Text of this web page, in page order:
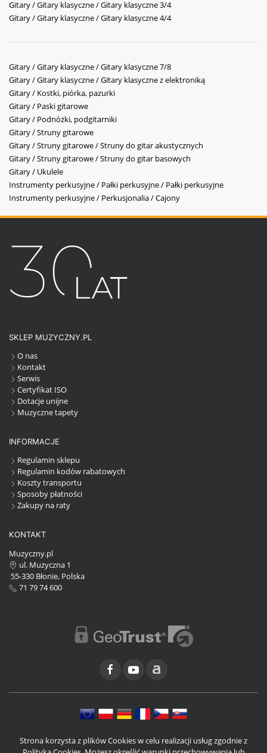
Gitary / Gitary klasyczne / Gitary klasyczne 3/4
Gitary / Gitary klasyczne / Gitary klasyczne 4/4
Gitary / Gitary klasyczne / Gitary klasyczne 7/8
Gitary / Gitary klasyczne / Gitary klasyczne z elektroniką
Gitary / Kostki, piórka, pazurki
Gitary / Paski gitarowe
Gitary / Podnóżki, podgitarniki
Gitary / Struny gitarowe
Gitary / Struny gitarowe / Struny do gitar akustycznych
Gitary / Struny gitarowe / Struny do gitar basowych
Gitary / Ukulele
Instrumenty perkusyjne / Pałki perkusyjne / Pałki perkusyjne
Instrumenty perkusyjne / Perkusjonalia / Cajony
SKLEP MUZYCZNY.PL
O nas
Kontakt
Serwis
Certyfikat ISO
Dotacje unijne
Muzyczne tapety
INFORMACJE
Regulamin sklepu
Regulamin kodów rabatowych
Koszty transportu
Sposoby płatności
Zakupy na raty
KONTAKT
Muzyczny.pl
ul. Muzyczna 1
55-330 Błonie, Polska
71 79 74 600
Strona korzysta z plików Cookies w celu realizacji usług zgodnie z